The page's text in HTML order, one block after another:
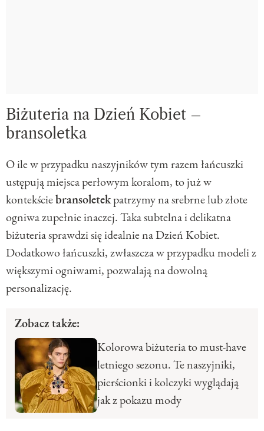
Biżuteria na Dzień Kobiet –
bransoletka
O ile w przypadku naszyjników tym razem łańcuszki
ustępują miejsca perłowym koralom, to już w
kontekściebransoletekpatrzymy na srebrne lub złote
ogniwa zupełnie inaczej. Taka subtelna i delikatna
biżuteria sprawdzi się idealnie na Dzień Kobiet.
Dodatkowo łańcuszki, zwłaszcza w przypadku modeli z
większymi ogniwami, pozwalają na dowolną
personalizację.
Zobacz także:
Kolorowa biżuteria to must-have
letniego sezonu. Te naszyjniki,
pierścionki i kolczyki wyglądają
jak z pokazu mody